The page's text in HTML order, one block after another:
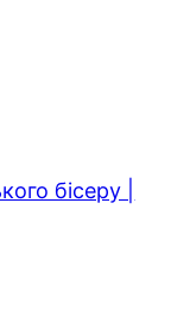
бісеру |